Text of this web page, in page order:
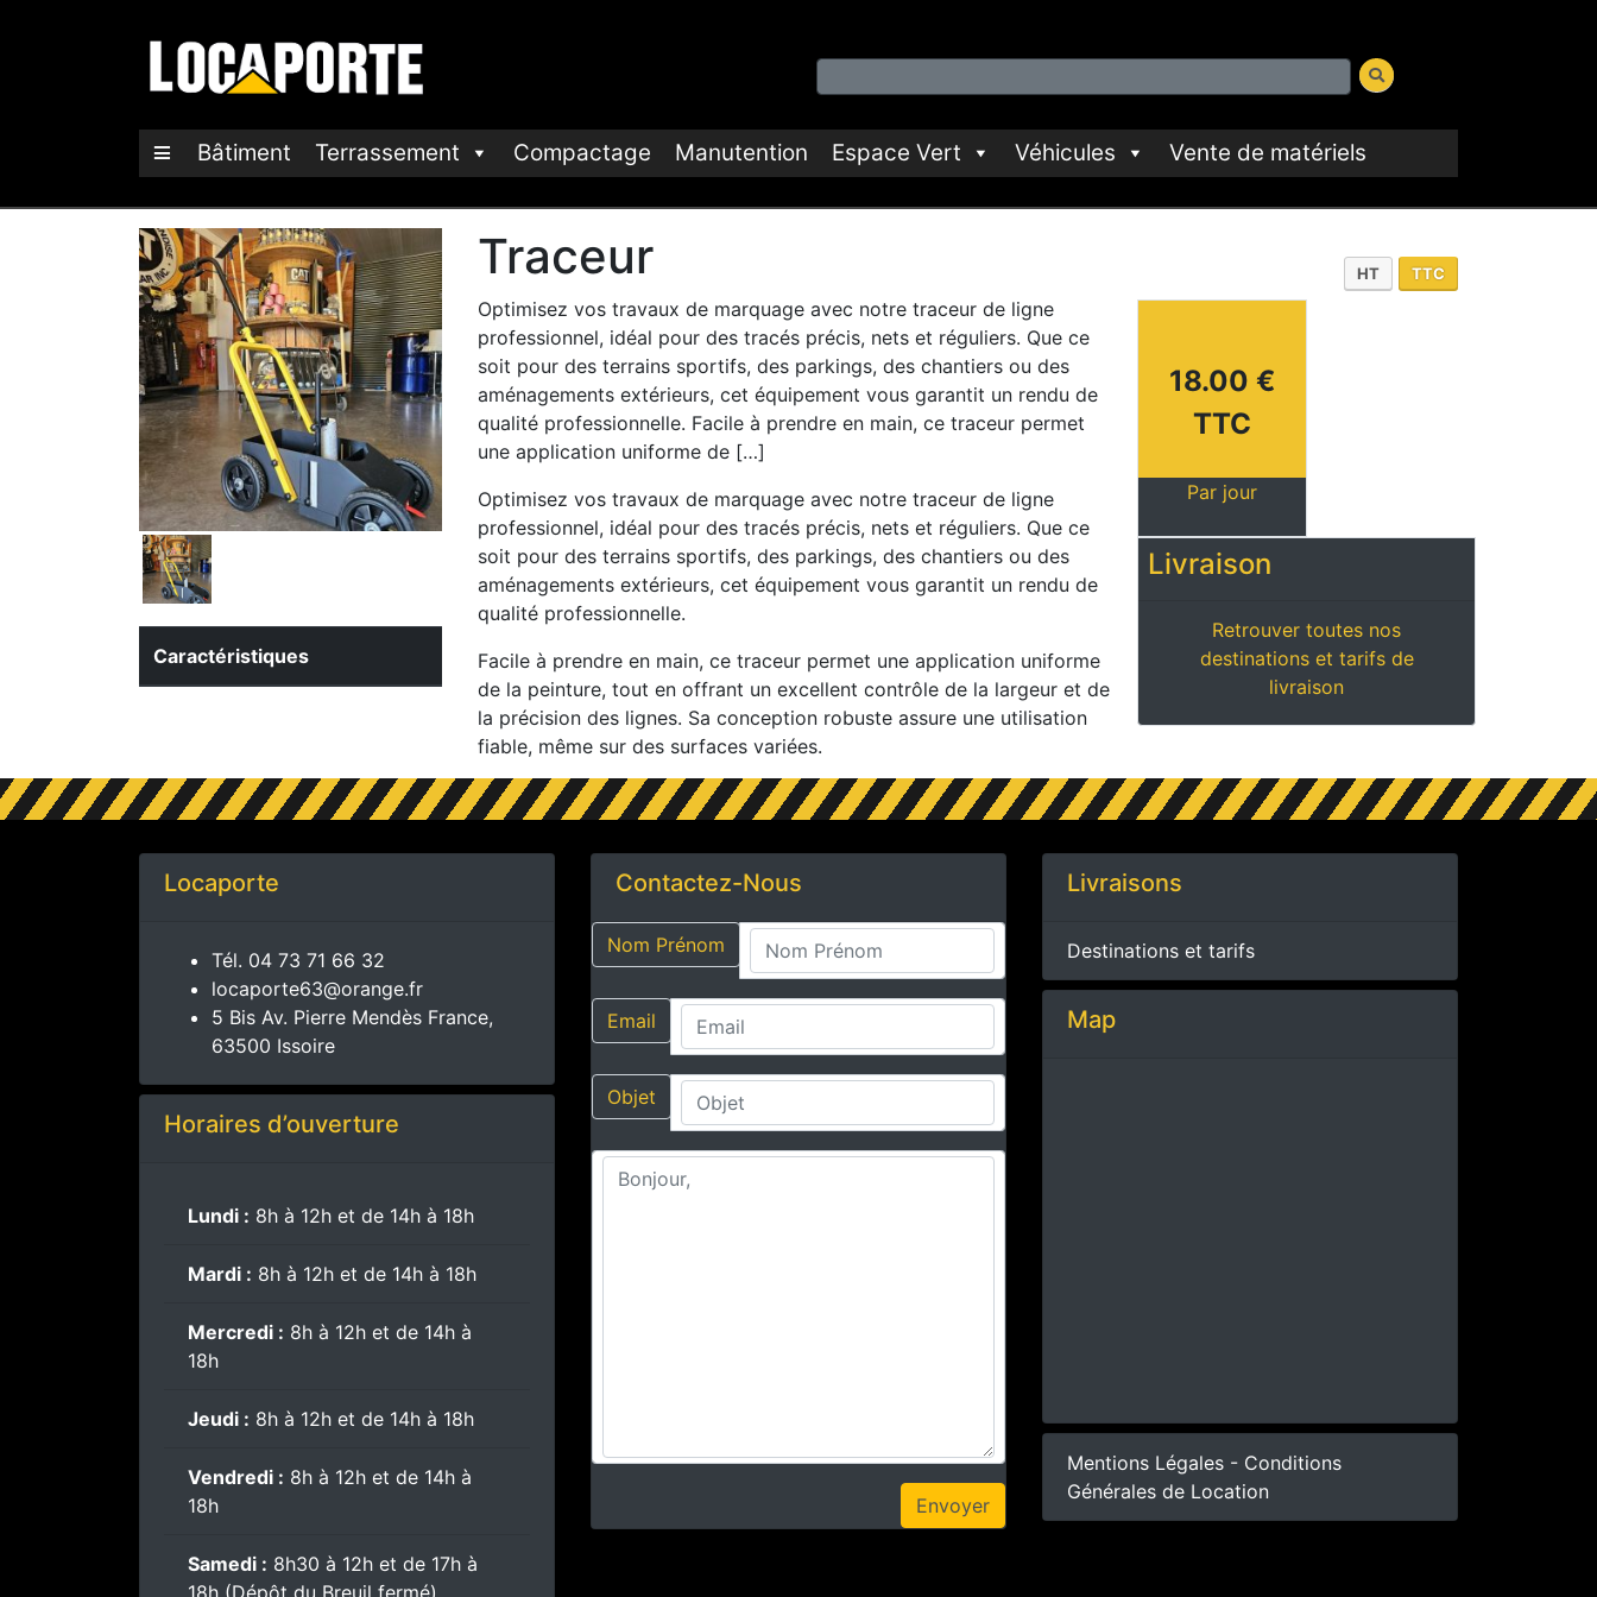
Bâtiment Terrassement Compactage Manutention Espace Vert Véhicules Vente de matériels
Caractéristiques
Traceur
Optimisez vos travaux de marquage avec notre traceur de ligne
professionnel, idéal pour des tracés précis, nets et réguliers. Que ce
soit pour des terrains sportifs, des parkings, des chantiers ou des
aménagements extérieurs, cet équipement vous garantit un rendu de
qualité professionnelle. Facile à prendre en main, ce traceur permet
une application uniforme de […]
Optimisez vos travaux de marquage avec notre traceur de ligne
professionnel, idéal pour des tracés précis, nets et réguliers. Que ce
soit pour des terrains sportifs, des parkings, des chantiers ou des
aménagements extérieurs, cet équipement vous garantit un rendu de
qualité professionnelle.
Facile à prendre en main, ce traceur permet une application uniforme
de la peinture, tout en offrant un excellent contrôle de la largeur et de
la précision des lignes. Sa conception robuste assure une utilisation
fiable, même sur des surfaces variées.
HT TTC
18.00 €
TTC
Par jour
Livraison
Retrouver toutes nos
destinations et tarifs de
livraison
Locaporte
Tél. 04 73 71 66 32
locaporte63@orange.fr
5 Bis Av. Pierre Mendès France,
63500 Issoire
Horaires d’ouverture
Lundi : 8h à 12h et de 14h à 18h
Mardi : 8h à 12h et de 14h à 18h
Mercredi : 8h à 12h et de 14h à
18h
Jeudi : 8h à 12h et de 14h à 18h
Vendredi : 8h à 12h et de 14h à
18h
Samedi : 8h30 à 12h et de 17h à
18h (Dépôt du Breuil fermé)
Contactez-Nous
Nom Prénom
Email
Objet
Livraisons
Destinations et tarifs
Map
Mentions Légales - Conditions
Générales de Location